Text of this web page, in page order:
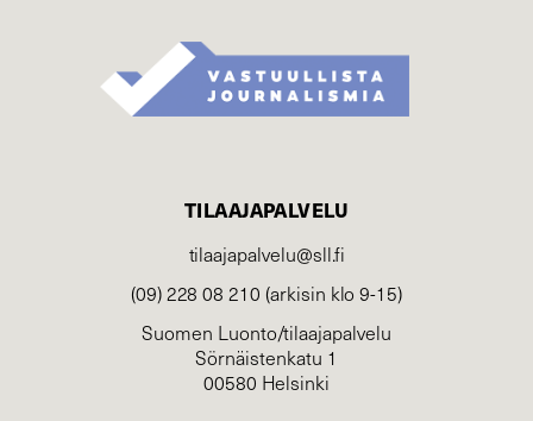
TILAAJAPALVELU
tilaajapalvelu@sll.fi
(09) 228 08 210 (arkisin klo 9-15)
Suomen Luonto/tilaajapalvelu
Sörnäistenkatu 1
00580 Helsinki